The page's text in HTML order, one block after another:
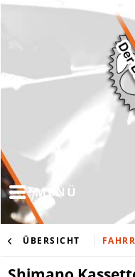
MENÜ
ÜBERSICHT